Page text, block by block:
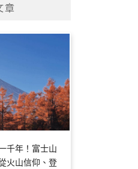
章
千年！富士山
火山信仰、登